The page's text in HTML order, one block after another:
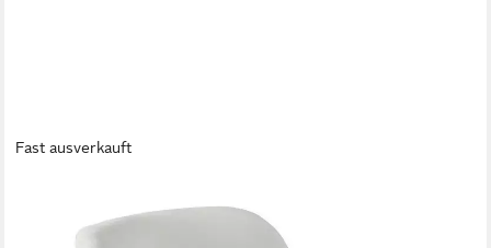
Fast ausverkauft
Sessel Sessel Seraluna braun
304,00 €